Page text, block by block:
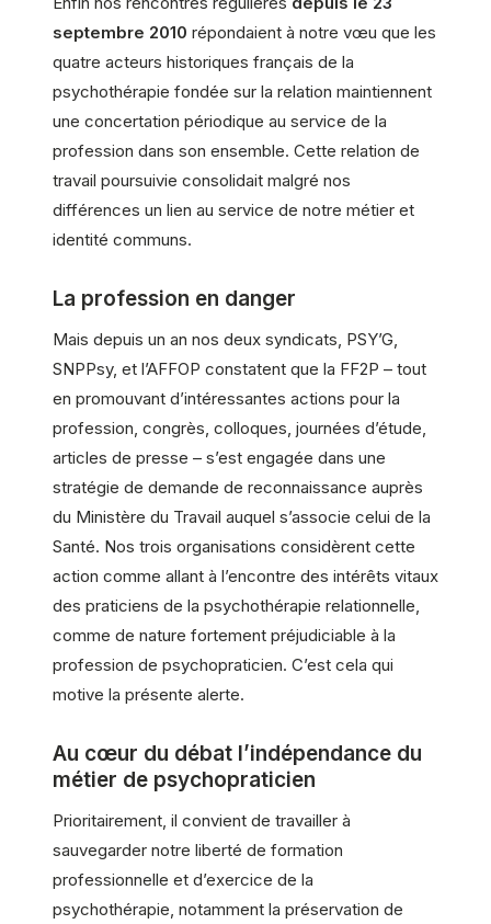
septembre 2010 répondaient à notre vœu que les
quatre acteurs historiques français de la
psychothérapie fondée sur la relation maintiennent
une concertation périodique au service de la
profession dans son ensemble. Cette relation de
travail poursuivie consolidait malgré nos
différences un lien au service de notre métier et
identité communs.
La profession en danger
Mais depuis un an nos deux syndicats, PSY’G,
SNPPsy, et l’AFFOP constatent que la FF2P – tout
en promouvant d’intéressantes actions pour la
profession, congrès, colloques, journées d’étude,
articles de presse – s’est engagée dans une
stratégie de demande de reconnaissance auprès
du Ministère du Travail auquel s’associe celui de la
Santé. Nos trois organisations considèrent cette
action comme allant à l’encontre des intérêts vitaux
des praticiens de la psychothérapie relationnelle,
comme de nature fortement préjudiciable à la
profession de psychopraticien. C’est cela qui
motive la présente alerte.
Au cœur du débat l’indépendance du
métier de psychopraticien
Prioritairement, il convient de travailler à
sauvegarder notre liberté de formation
professionnelle et d’exercice de la
psychothérapie, notamment la préservation de